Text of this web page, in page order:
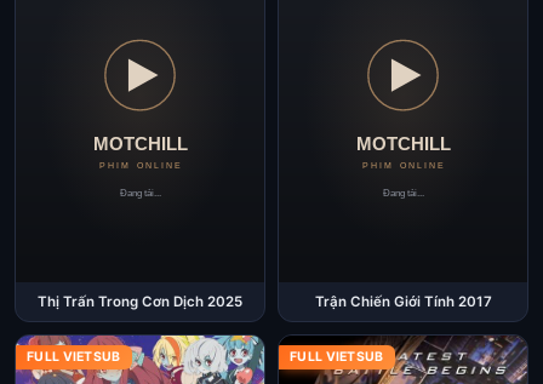
Thị Trấn Trong Cơn Dịch 2025 Trận Chiến Giới Tính 2017
FULL VIETSUB FULL VIETSUB